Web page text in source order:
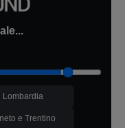
Lombardia
e Trentino